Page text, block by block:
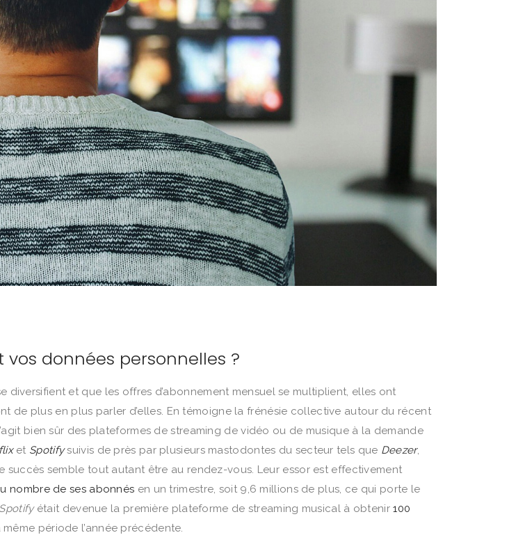
données personnelles ?
et que les offres d’abonnement mensuel se multiplient, elles ont
de plus en plus parler d’elles. En témoigne la frénésie collective autour du récent
bien sûr des plateformes de streaming de vidéo ou de musique à la demande
et Spotifysuivis de près par plusieurs mastodontes du secteur tels que Deezer,
succès semble tout autant être au rendez-vous. Leur essor est effectivement
nombre de ses abonnés en un trimestre, soit 9,6 millions de plus, ce qui porte le
Spotifyétait devenue la première plateforme de streaming musical à obtenir100
période l’année précédente.